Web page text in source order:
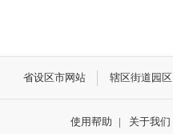
省设区市网站 辖区街道园区
使用帮助 | 关于我们